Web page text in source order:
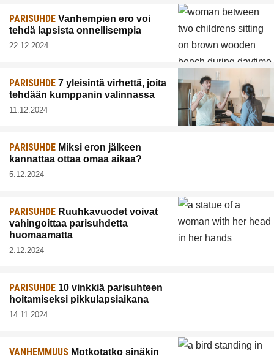
PARISUHDE Vanhempien ero voi
tehdä lapsista onnellisempia
22.12.2024
PARISUHDE 7 yleisintä virhettä, joita
tehdään kumppanin valinnassa
11.12.2024
PARISUHDE Miksi eron jälkeen
kannattaa ottaa omaa aikaa?
5.12.2024
PARISUHDE Ruuhkavuodet voivat
vahingoittaa parisuhdetta
huomaamatta
2.12.2024
PARISUHDE 10 vinkkiä parisuhteen
hoitamiseksi pikkulapsiaikana
14.11.2024
VANHEMMUUS Motkotatko sinäkin